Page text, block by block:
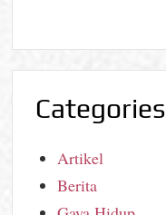
Categories
Artikel
Berita